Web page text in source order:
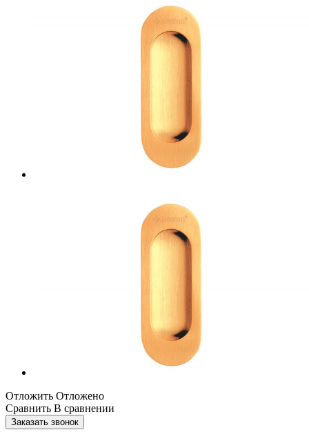
Отложить Отложено
Сравнить В сравнении
Заказать звонок